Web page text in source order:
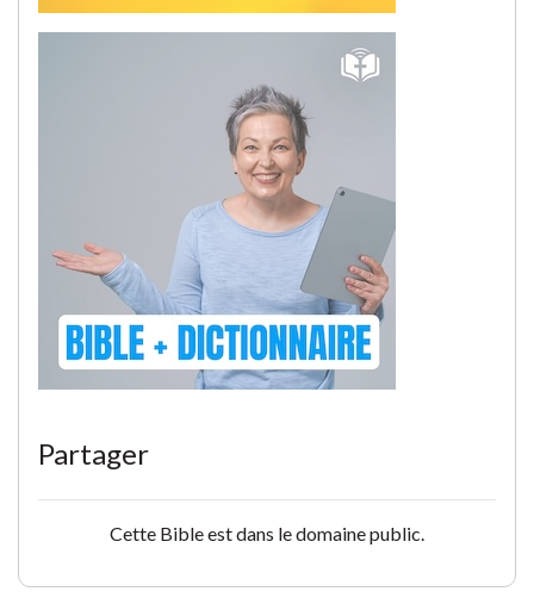
Partager
Cette Bible est dans le domaine public.